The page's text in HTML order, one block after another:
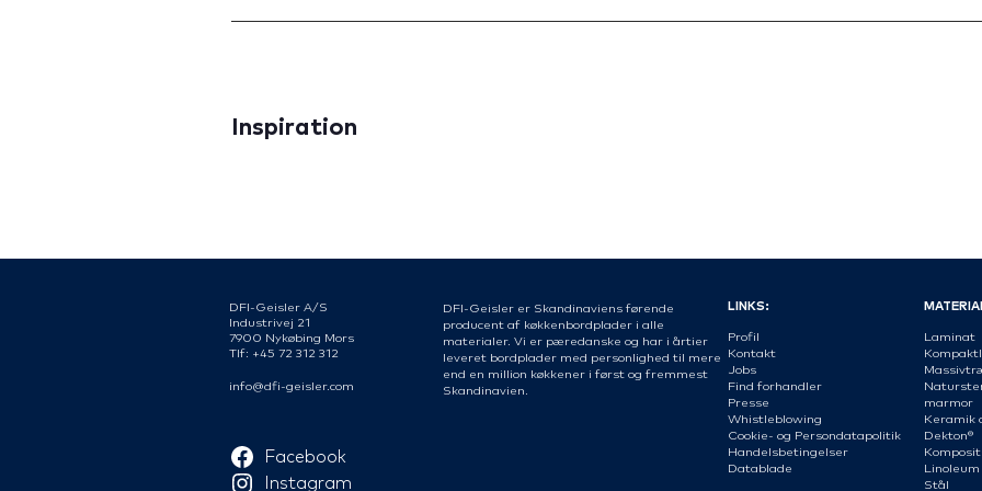
Inspiration
DFI-Geisler A/S
Industrivej 21
7900 Nykøbing Mors
Tlf: +45 72 312 312
info@dfi-geisler.com
Facebook
Instagram
DFI-Geisler er Skandinaviens førende
producent af køkkenbordplader i alle
materialer. Vi er pæredanske og har i årtier
leveret bordplader med personlighed til mere
end en million køkkener i først og fremmest
Skandinavien.
LINKS:
Profil
Kontakt
Jobs
Find forhandler
Presse
Whistleblowing
Cookie- og Persondatapolitik
Handelsbetingelser
Datablade
Laminat
marmor
Keramik
Dekton®
Linoleum
Stål